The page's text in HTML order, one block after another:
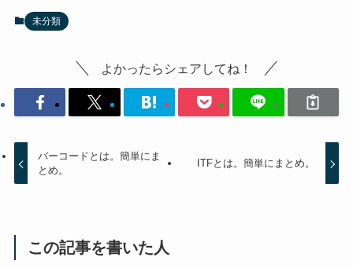
未分類
よかったらシェアしてね！
バーコードとは。簡単にま
とめ。
ITFとは。簡単にまとめ。
この記事を書いた人